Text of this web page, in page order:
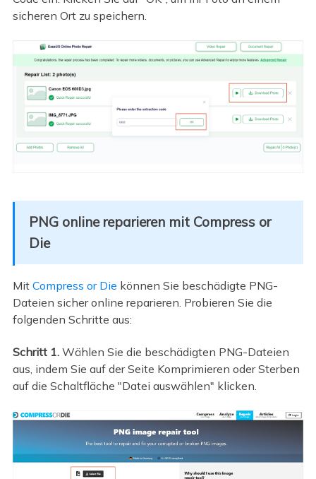
sicheren Ort zu speichern.
PNG online reparieren mit Compress or
Die
Mit Compress or Die können Sie beschädigte PNG-
Dateien sicher online reparieren. Probieren Sie die
folgenden Schritte aus:
Schritt 1.Wählen Sie die beschädigten PNG-Dateien
aus, indem Sie auf der Seite Komprimieren oder Sterben
auf die Schaltfläche "Datei auswählen" klicken.